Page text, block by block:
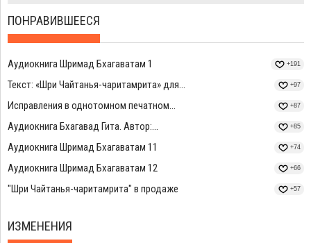
ПОНРАВИВШЕЕСЯ
Аудиокнига Шримад Бхагаватам 1 +191
Текст: «Шри Чайтанья-чаритамрита» для... +97
Исправления в однотомном печатном... +87
Аудиокнига Бхагавад Гита. Автор:... +85
Аудиокнига Шримад Бхагаватам 11 +74
Аудиокнига Шримад Бхагаватам 12 +66
"Шри Чайтанья-чаритамрита" в продаже +57
ИЗМЕНЕНИЯ